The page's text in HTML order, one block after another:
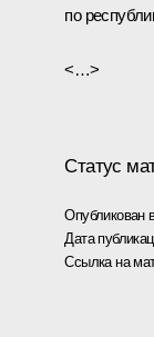
по
<…>
Статус
Опубликован
Дата
Ссылка на